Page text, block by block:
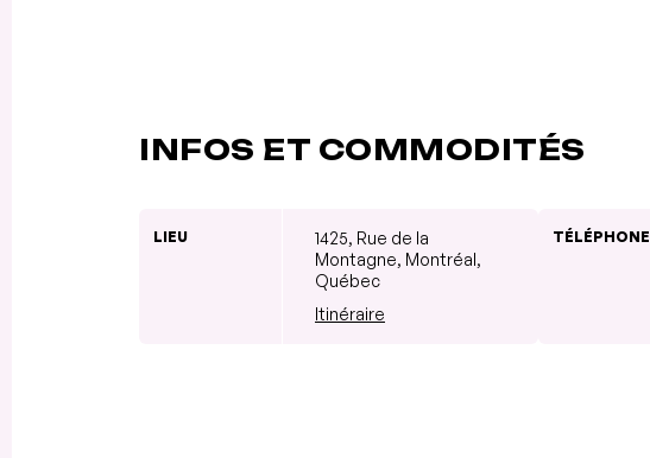
INFOS ET COMMODITÉS
LIEU
1425, Rue de la
Montagne, Montréal,
Québec
Itinéraire
TÉLÉPHONE